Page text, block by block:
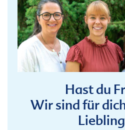
Hast du
Wir sind für